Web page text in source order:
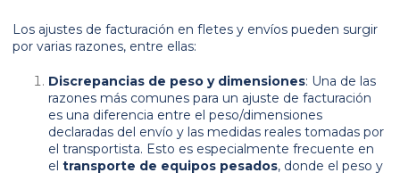
Los ajustes de facturación en fletes y envíos pueden surgir
por varias razones, entre ellas:
Discrepancias de peso y dimensiones: Una de las
razones más comunes para un ajuste de facturación
es una diferencia entre el peso/dimensiones
declaradas del envío y las medidas reales tomadas por
el transportista. Esto es especialmente frecuente en
el transporte de equipos pesados, donde el peso y